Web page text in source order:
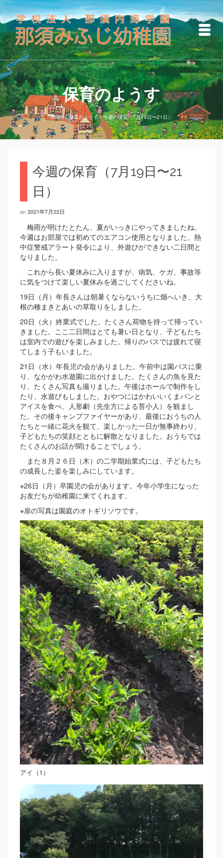
保育のようす
Home / 保育のようす / 今週の保育（7月19日〜21日）
今週の保育（7月19日〜21
日）
on 2021年7月22日
梅雨が明けたとたん、夏がいっきにやってきましたね。
今週はお部屋では初めてのエアコン使用となりました。熱
中症警戒アラート発令により、外遊びができない二日間と
なりました。
これから長い夏休みに入りますが、病気、ケガ、事故等
に気をつけて楽しい夏休みを過ごしてくださいね。
19日（月）年長さんは朝暑くならないうちに畑へいき、大
根の種まきとあいの草取りをしました。
20日（火）終業式でした。たくさん荷物を持って帰ってい
きました。ここ二日間はとても暑い日となり、子どもたち
は室内での遊びを楽しみました。帰りのバスでは疲れて寝
てしまう子もいました。
21日（水）年長児の会がありました。午前中は園バスに乗
り、なかがわ水遊園に出かけました。たくさんの魚を見た
り、たくさん写真も撮りました。午後はホールで制作をし
たり、水遊びもしました。おやつにはかわいいくまパンと
アイスを食べ、人形劇（先生方による苔小人）を観まし
た。その後キャンプファイヤーがあり、最後におうちの人
たちと一緒に花火を観て、楽しかった一日が無事終わり、
子どもたちの笑顔とともに解散となりました。おうちでは
たくさんのお話が聞けることでしょう。
また８月２６日（木）の二学期始業式には、子どもたち
の成長した姿を楽しみにしています。
※26日（月）卒園児の会があります。今年小学生になった
お友だちが幼稚園に来てくれます。
※扉の写真は園庭のオトギリソウです。
アイ（1）